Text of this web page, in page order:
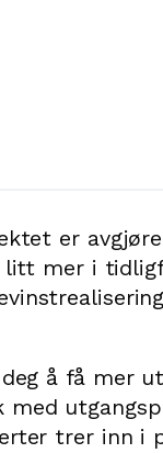
er
mer i
å få mer
med
trer inn i